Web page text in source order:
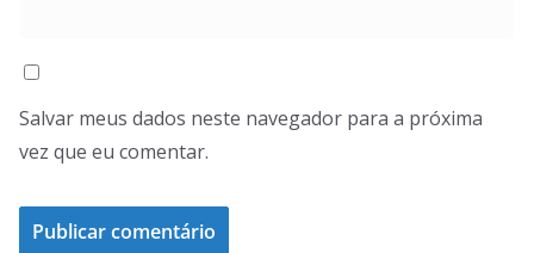
Salvar meus dados neste navegador para a próxima
vez que eu comentar.